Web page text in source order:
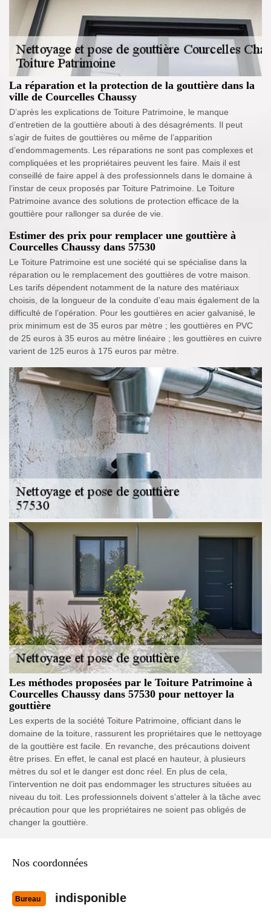
La réparation et la protection de la gouttière dans la
ville de Courcelles Chaussy
D’après les explications de Toiture Patrimoine, le manque
d’entretien de la gouttière abouti à des désagréments. Il peut
s’agir de fuites de gouttières ou même de l’apparition
d’endommagements. Les réparations ne sont pas complexes et
compliquées et les propriétaires peuvent les faire. Mais il est
conseillé de faire appel à des professionnels dans le domaine à
l’instar de ceux proposés par Toiture Patrimoine. Le Toiture
Patrimoine avance des solutions de protection efficace de la
gouttière pour rallonger sa durée de vie.
Estimer des prix pour remplacer une gouttière à
Courcelles Chaussy dans 57530
Le Toiture Patrimoine est une société qui se spécialise dans la
réparation ou le remplacement des gouttières de votre maison.
Les tarifs dépendent notamment de la nature des matériaux
choisis, de la longueur de la conduite d’eau mais également de la
difficulté de l’opération. Pour les gouttières en acier galvanisé, le
prix minimum est de 35 euros par mètre ; les gouttières en PVC
de 25 euros à 35 euros au mètre linéaire ; les gouttières en cuivre
varient de 125 euros à 175 euros par mètre.
Les méthodes proposées par le Toiture Patrimoine à
Courcelles Chaussy dans 57530 pour nettoyer la
gouttière
Les experts de la société Toiture Patrimoine, officiant dans le
domaine de la toiture, rassurent les propriétaires que le nettoyage
de la gouttière est facile. En revanche, des précautions doivent
être prises. En effet, le canal est placé en hauteur, à plusieurs
mètres du sol et le danger est donc réel. En plus de cela,
l’intervention ne doit pas endommager les structures situées au
niveau du toit. Les professionnels doivent s’atteler à la tâche avec
précaution pour que les propriétaires ne soient pas obligés de
changer la gouttière.
Nos coordonnées
Bureau indisponible